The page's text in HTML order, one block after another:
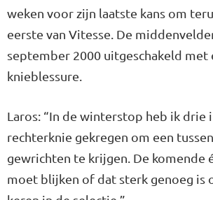
weken voor zijn laatste kans om
eerste van Vitesse. De
september 2000 uitgeschakeld met
knieblessure.
Laros: “In de winterstop heb ik drie
rechterknie gekregen om een
gewrichten te krijgen. De komende
moet blijken of dat sterk genoeg is